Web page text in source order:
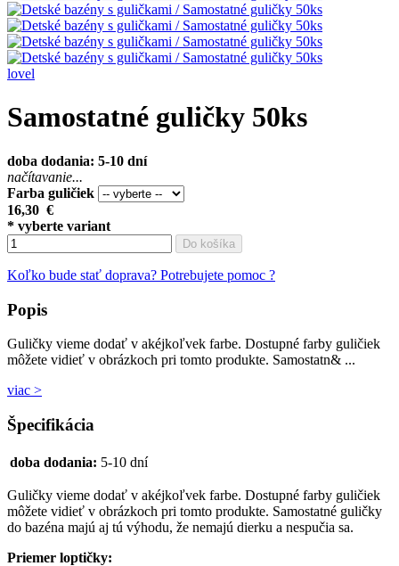
lovel
Samostatné guličky 50ks
doba dodania: 5-10 dní
načítavanie...
Farba guličiek
16,30 €
* vyberte variant
Do košíka
Koľko bude stať doprava? Potrebujete pomoc ?
Popis
Guličky vieme dodať v akéjkoľvek farbe. Dostupné farby guličiek
môžete vidieť v obrázkoch pri tomto produkte. Samostatn& ...
viac >
Špecifikácia
doba dodania: 5-10 dní
Guličky vieme dodať v akéjkoľvek farbe. Dostupné farby guličiek
môžete vidieť v obrázkoch pri tomto produkte. Samostatné guličky
do bazéna majú aj tú výhodu, že nemajú dierku a nespučia sa.
Priemer loptičky: